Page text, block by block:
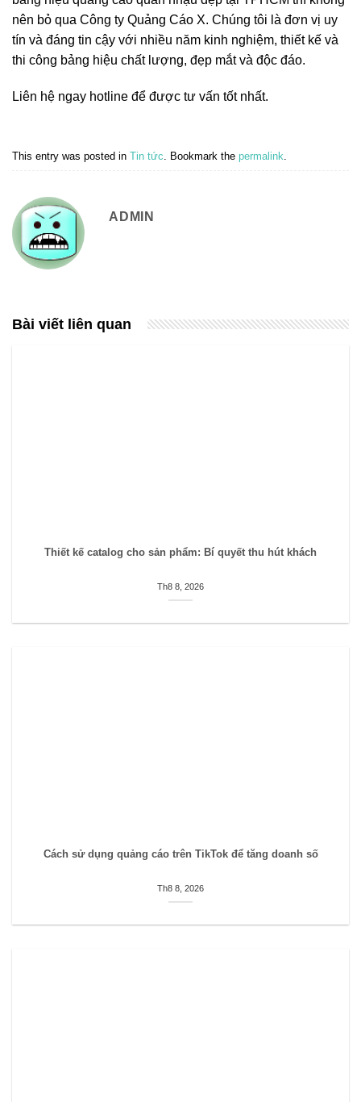
nên bỏ qua Công ty Quảng Cáo X. Chúng tôi là đơn vị uy
tín và đáng tin cậy với nhiều năm kinh nghiệm, thiết kế và
thi công bảng hiệu chất lượng, đẹp mắt và độc đáo.
Liên hệ ngay hotline để được tư vấn tốt nhất.
This entry was posted in Tin tức . Bookmark the permalink
ADMIN
Bài viết liên quan
Thiết kế catalog cho sản phẩm: Bí quyết thu hút khách
Th8 8, 2026
Cách sử dụng quảng cáo trên TikTok để tăng doanh số
Th8 8, 2026